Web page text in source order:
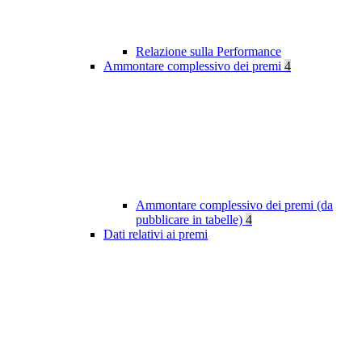
Relazione sulla Performance
Ammontare complessivo dei premi 4
Ammontare complessivo dei premi (da
pubblicare in tabelle) 4
Dati relativi ai premi